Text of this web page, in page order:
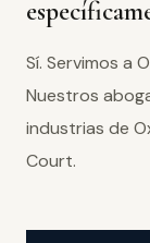
Sí. Servimos a
Nuestros
industrias de
Court.